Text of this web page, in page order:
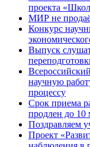
проекта
МИР не
Конкурс
Выпуск
научную
процессу
Срок приема
продлен до 10
Поздравляем
Проект